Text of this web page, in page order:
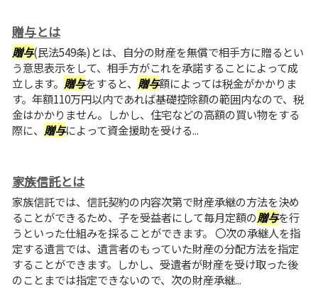
贈与とは
贈与(民法549条)とは、自分の財産を無償で相手方に贈るとい
う意思表示をして、相手方がこれを承諾することによって成
立します。 贈与をすると、 贈与額によっては税金がかかりま
す。年額110万円以内であれば基礎控除額の範囲内なので、税
金はかかりません。しかし、住宅などの高額の買い物をする
際に、 贈与によって資金援助を受ける...
家族信託とは
家族信託では、信託契約の内容次第で財産承継の方法を決め
ることができるため、子を受益者にして毎月定額の贈与を行
うといった仕組みを採ることができます。 〇次の承継人を指
定する遺言では、遺言者のもっていた財産の分配方法を指定
することができます。しかし、受遺者が財産を受け取った後
のことまでは指定できないので、次の財産承継...